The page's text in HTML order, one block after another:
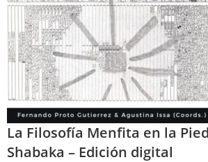
La Filosofía Menfita en la
Shabaka – Edición digital